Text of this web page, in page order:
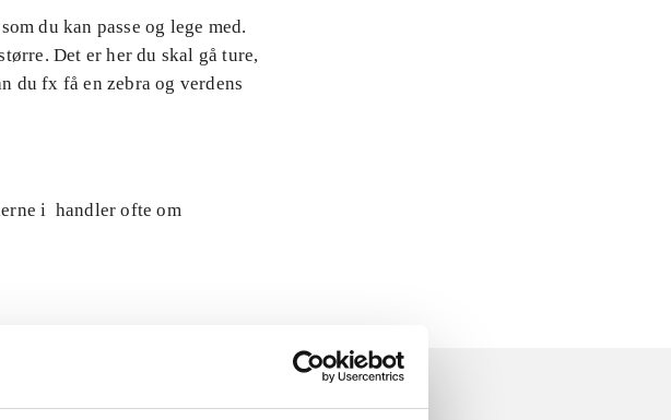
du kan passe og lege med.
Det er her du skal gå ture,
du fx få en zebra og verdens
i handler ofte om